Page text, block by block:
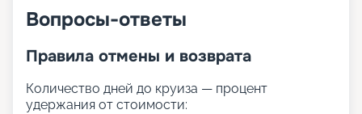
Вопросы-ответы
Правила отмены и возврата
Количество дней до круиза — процент
удержания от стоимости: